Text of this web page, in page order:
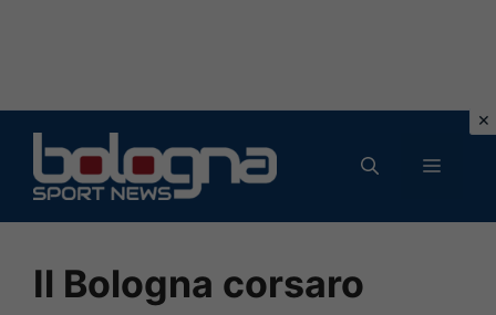
contenuto
MENU
Il Bologna corsaro